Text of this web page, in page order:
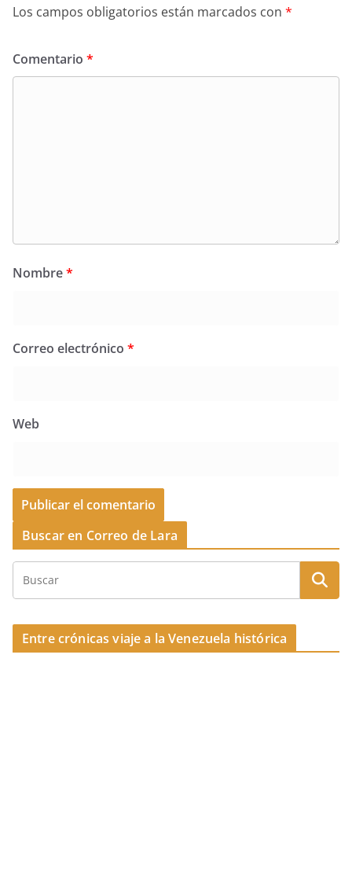
Los campos obligatorios están marcados con *
Comentario *
Nombre*
Correo electrónico *
Web
Buscar en Correo de Lara
Entre crónicas viaje a la Venezuela histórica